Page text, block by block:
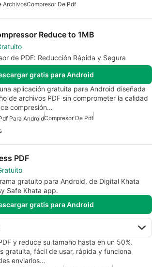
ArchivosCompresor De Pdf
Reduce to 1MB
de PDF: Reducción Rápida y Segura
gratis para Android
aplicación gratuita para Android diseñada
de archivos PDF sin comprometer la calidad
compresión…
Para AndroidCompresor De Pdf
PDF
gratuito para Android, de Digital Khata
Safe Khata app.
gratis para Android
y reduce su tamaño hasta en un 50%.
gratuita, fácil de usar, rápida y funciona
enviarlos…